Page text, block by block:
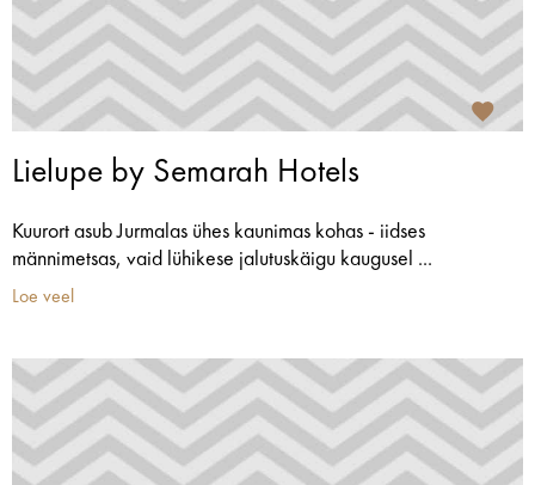
Lielupe by Semarah Hotels
Kuurort asub Jurmalas ühes kaunimas kohas - iidses
männimetsas, vaid lühikese jalutuskäigu kaugusel ...
Loe veel